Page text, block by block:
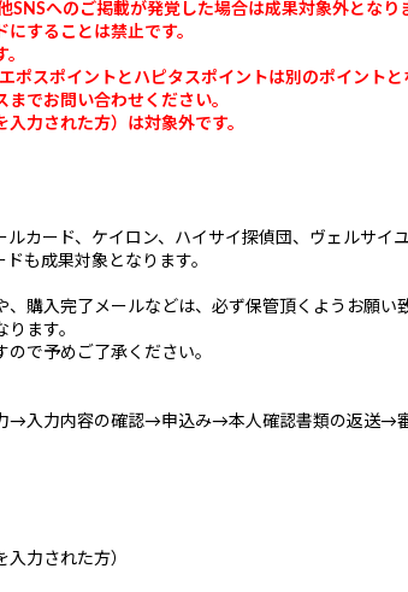
へのご掲載が発覚した場合は成果対象外となり
することは禁止です。
スポイントとハピタスポイントは別のポイントと
でお問い合わせください。
力された方）は対象外です。
ード、ケイロン、ハイサイ探偵団、ヴェルサイ
も成果対象となります。
購入完了メールなどは、必ず保管頂くようお願い
ます。
で予めご了承ください。
→入力内容の確認→申込み→本人確認書類の返送→
力された方）